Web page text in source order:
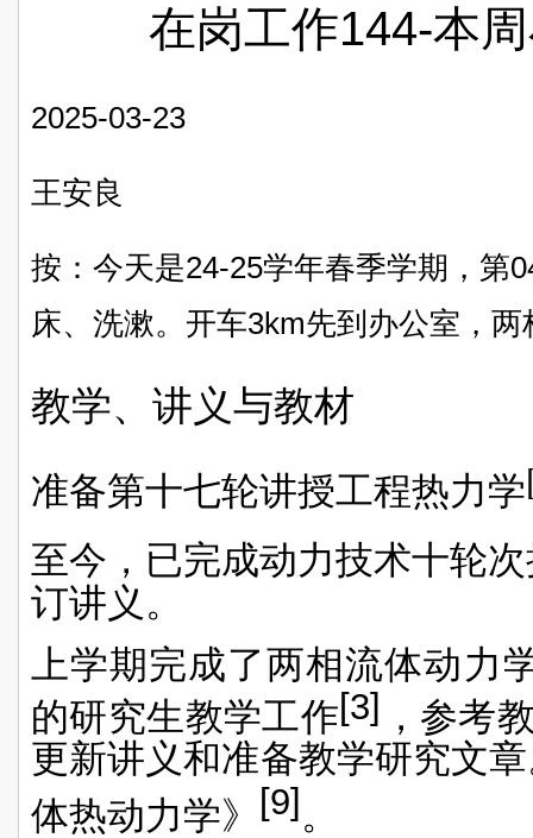
在岗工作144-本
2025-03-23
王安良
按：今天是24-25学年春季学期，第
床、洗漱。开车3km先到办公室，
教学、讲义与教材
准备第十七轮讲授工程热力学
至今，已完成动力技术十轮
订讲义。
上学期完成了两相流体动力
的研究生教学工作[3] ，参考
更新讲义和准备教学研究文
体热动力学》
[9] 。